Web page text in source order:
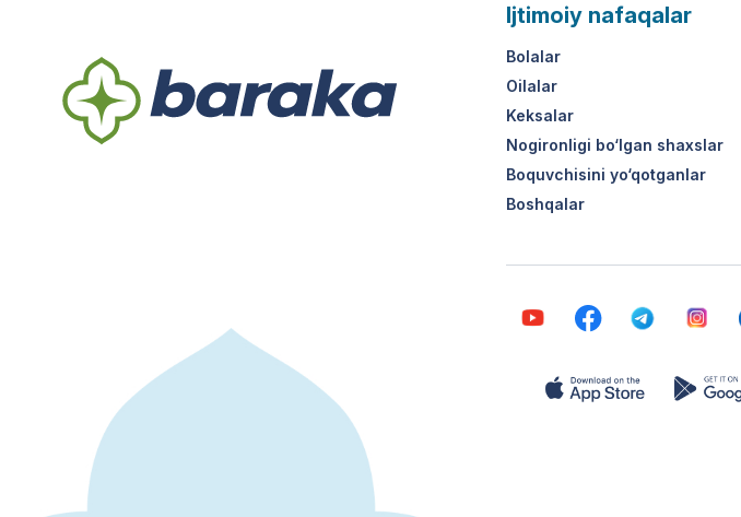
Ijtimoiy nafaqalar
Bolalar
Oilalar
Keksalar
Nogironligi bo‘lgan shaxslar
Boquvchisini yo‘qotganlar
Boshqalar